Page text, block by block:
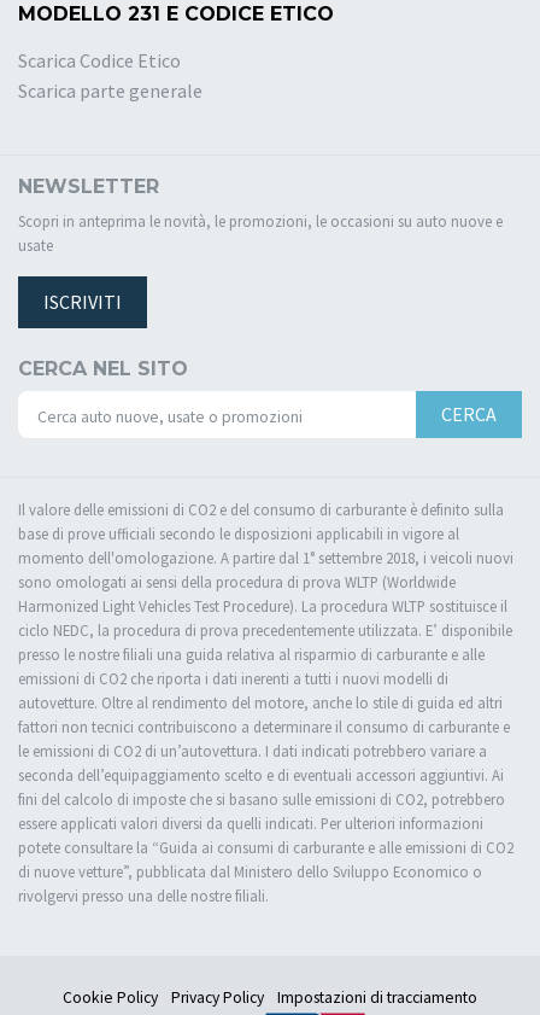
MODELLO 231 E CODICE ETICO
Scarica Codice Etico
Scarica parte generale
NEWSLETTER
Scopri in anteprima le novità, le promozioni, le occasioni su auto nuove e
usate
ISCRIVITI
CERCA NEL SITO
CERCA
Il valore delle emissioni di CO2 e del consumo di carburante è definito sulla
base di prove ufficiali secondo le disposizioni applicabili in vigore al
momento dell'omologazione. A partire dal 1° settembre 2018, i veicoli nuovi
sono omologati ai sensi della procedura di prova WLTP (Worldwide
Harmonized Light Vehicles Test Procedure). La procedura WLTP sostituisce il
ciclo NEDC, la procedura di prova precedentemente utilizzata. E’ disponibile
presso le nostre filiali una guida relativa al risparmio di carburante e alle
emissioni di CO2 che riporta i dati inerenti a tutti i nuovi modelli di
autovetture. Oltre al rendimento del motore, anche lo stile di guida ed altri
fattori non tecnici contribuiscono a determinare il consumo di carburante e
le emissioni di CO2 di un’autovettura. I dati indicati potrebbero variare a
seconda dell’equipaggiamento scelto e di eventuali accessori aggiuntivi. Ai
fini del calcolo di imposte che si basano sulle emissioni di CO2, potrebbero
essere applicati valori diversi da quelli indicati. Per ulteriori informazioni
potete consultare la “Guida ai consumi di carburante e alle emissioni di CO2
di nuove vetture”, pubblicata dal Ministero dello Sviluppo Economico o
rivolgervi presso una delle nostre filiali.
Cookie Policy Privacy Policy
Impostazioni di tracciamento